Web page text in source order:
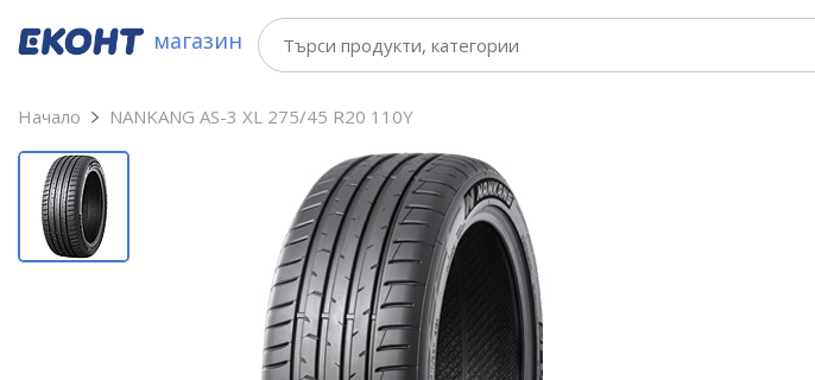
магазин
Начало NANKANG AS-3 XL 275/45 R20 110Y